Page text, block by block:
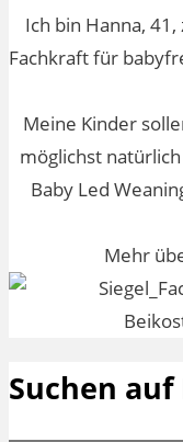
Ich bin Hanna,
Fachkraft für
Meine Kinder
möglichst
Baby Led
Mehr
Suchen auf